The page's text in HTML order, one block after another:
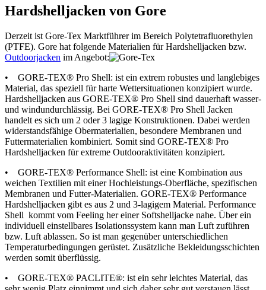
Hardshelljacken von Gore
Derzeit ist Gore-Tex Marktführer im Bereich Polytetrafluorethylen
(PTFE). Gore hat folgende Materialien für Hardshelljacken bzw.
Outdoorjacken im Angebot:
• GORE-TEX® Pro Shell: ist ein extrem robustes und langlebiges
Material, das speziell für harte Wettersituationen konzipiert wurde.
Hardshelljacken aus GORE-TEX® Pro Shell sind dauerhaft wasser-
und windundurchlässig. Bei GORE-TEX® Pro Shell Jacken
handelt es sich um 2 oder 3 lagige Konstruktionen. Dabei werden
widerstandsfähige Obermaterialien, besondere Membranen und
Futtermaterialien kombiniert. Somit sind GORE-TEX® Pro
Hardshelljacken für extreme Outdooraktivitäten konzipiert.
• GORE-TEX® Performance Shell: ist eine Kombination aus
weichen Textilien mit einer Hochleistungs-Oberfläche, spezifischen
Membranen und Futter-Materialien. GORE-TEX® Performance
Hardshelljacken gibt es aus 2 und 3-lagigem Material. Performance
Shell kommt vom Feeling her einer Softshelljacke nahe. Über ein
individuell einstellbares Isolationssystem kann man Luft zuführen
bzw. Luft ablassen. So ist man gegenüber unterschiedlichen
Temperaturbedingungen gerüstet. Zusätzliche Bekleidungsschichten
werden somit überflüssig.
• GORE-TEX® PACLITE®: ist ein sehr leichtes Material, das